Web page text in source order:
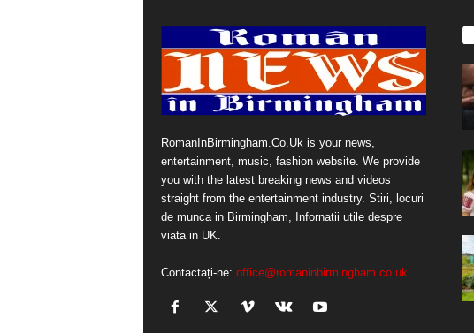
RomanInBirmingham.Co.Uk is your news,
entertainment, music, fashion website. We provide
you with the latest breaking news and videos
straight from the entertainment industry. Stiri, locuri
de munca in Birmingham, Infornatii utile despre
viata in UK.
Contactați-ne: office@romaninbirmingham.co.uk